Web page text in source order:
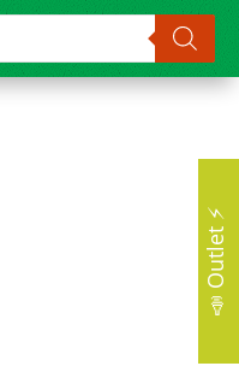
📣 Outlet ⚡